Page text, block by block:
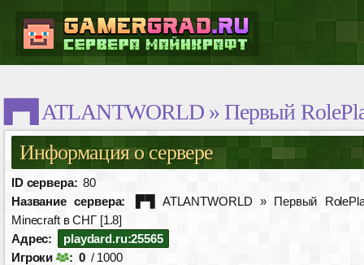
▛▜ ATLANTWORLD » Первый
Информация о сервере
ID сервера: 80
Название сервера:
▛▜ ATLANTWORLD » Первый
Minecraft в СНГ [1.8]
Адрес:
playdard.ru:25565
Игроки
: 0 / 1000